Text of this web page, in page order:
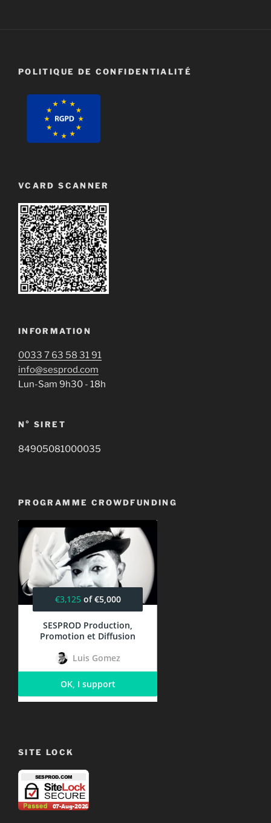
POLITIQUE DE CONFIDENTIALITÉ
VCARD SCANNER
INFORMATION
0033 7 63 58 31 91
info@sesprod.com
Lun-Sam 9h30 - 18h
N° SIRET
84905081000035
PROGRAMME CROWDFUNDING
SITE LOCK